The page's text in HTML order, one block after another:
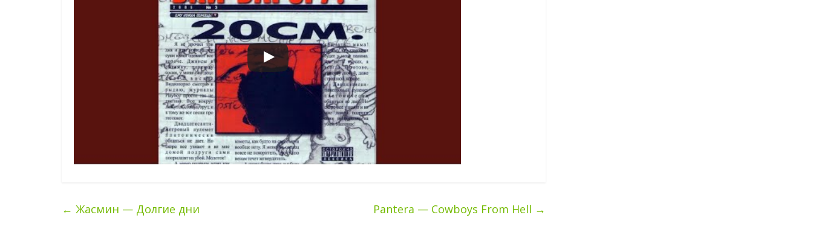
← Жасмин — Долгие дни Pantera — Cowboys From Hell →